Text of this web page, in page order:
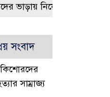
নিয়ে হত্যার সাম্রাজ্য
সংবাদ
সাম্রাজ্য